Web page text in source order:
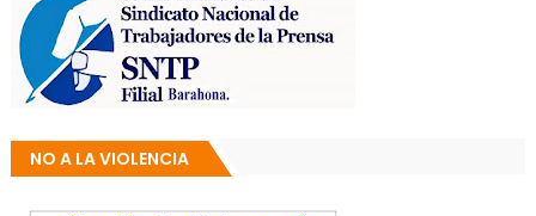
NO A LA VIOLENCIA